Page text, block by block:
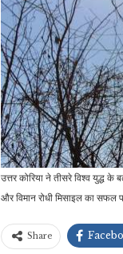
उत्तर कोरिया ने तीसरे विश्व युद्ध
और विमान रोधी मिसाइल का
Share
जीवन शैली
मिल गया तरीका! चंद मिनटों में
घर बैठे मलाई से बनाएं घी,
भूल…
इंडिया
कनाडा के खिलाफ भारत का
जवाबी कदम सही या गलत?
जानें क्या बोले…